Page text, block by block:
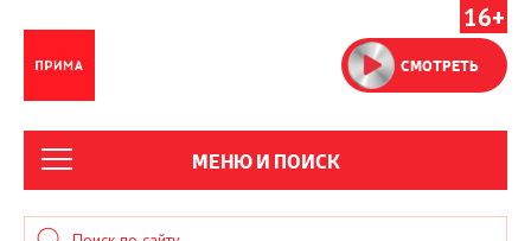
16+
СМОТРЕТЬ
МЕНЮ И ПОИСК